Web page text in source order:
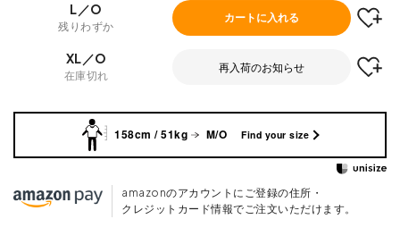
L／O
残りわずか
カートに入れる
XL／O
在庫切れ
再入荷のお知らせ
158cm / 51kg M/O Find your size
amazonのアカウントにご登録の住所・
クレジットカード情報でご注文いただけます。